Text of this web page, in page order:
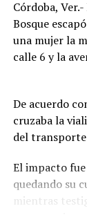
Córdoba,
Bosque
una mujer la
calle 6 y la
De acuerdo
cruzaba la
del
El impacto
quedando su
mientras